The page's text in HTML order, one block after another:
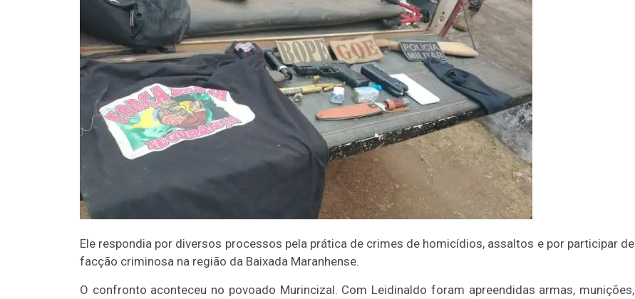
Ele respondia por diversos processos pela prática de crimes de homicídios, assaltos e por participar de
facção criminosa na região da Baixada Maranhense.
O confronto aconteceu no povoado Murincizal. Com Leidinaldo foram apreendidas armas, munições,